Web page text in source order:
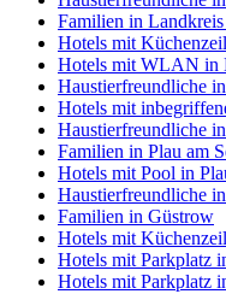
Familien in
Hotels mit
Hotels mit WLAN in
Haustierfreundliche
Hotels mit
Haustierfreundliche
Familien in Plau am
Hotels mit Pool in
Haustierfreundliche
Familien in Güstrow
Hotels mit
Hotels mit Parkplatz
Hotels mit Parkplatz